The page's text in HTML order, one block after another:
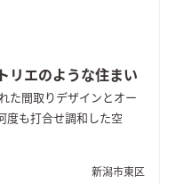
リエのような住まい
た間取りデザインとオー
度も打合せ調和した空
新潟市東区